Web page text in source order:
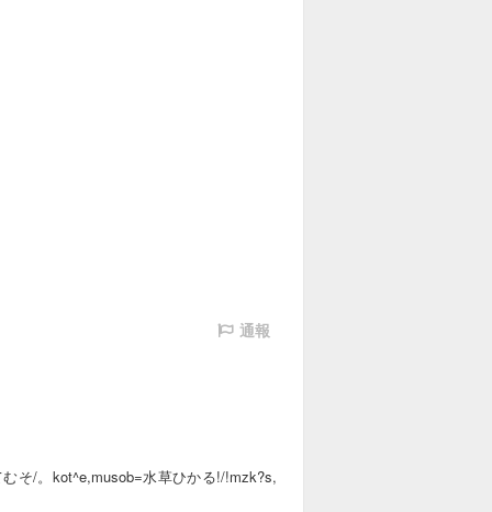
通報
/。kot^e,musob=水草ひかる!/!mzk?s,